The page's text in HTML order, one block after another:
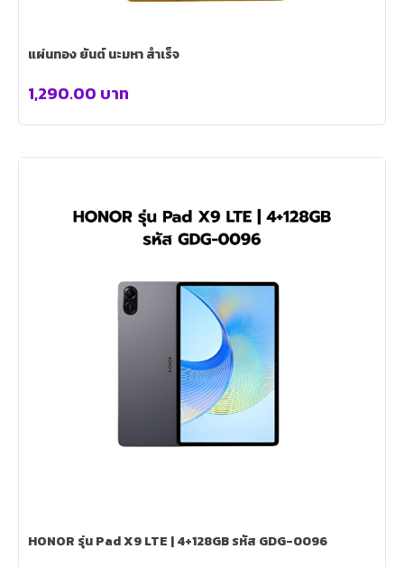
แผ่นทอง ยันต์ นะมหา สำเร็จ
1,290.00 บาท
HONOR รุ่น Pad X9 LTE | 4+128GB รหัส GDG-0096